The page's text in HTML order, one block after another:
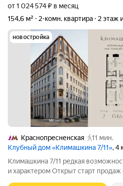
от 1 024 574 ₽ в месяц
154,6 м²
2-комн. квартира 2 этаж
новостройка
Краснопресненская
11 мин.
Клубный дом «Климашкина 7/11», 4
Климашкина 7/11 редкая возможность жить в доме с историей
и характером Открыт старт